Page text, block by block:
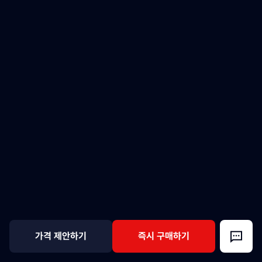
가격 제안하기 즉시 구매하기